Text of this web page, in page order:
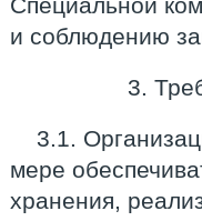
и соблюдению
3.
3.1.
мере
хранения,